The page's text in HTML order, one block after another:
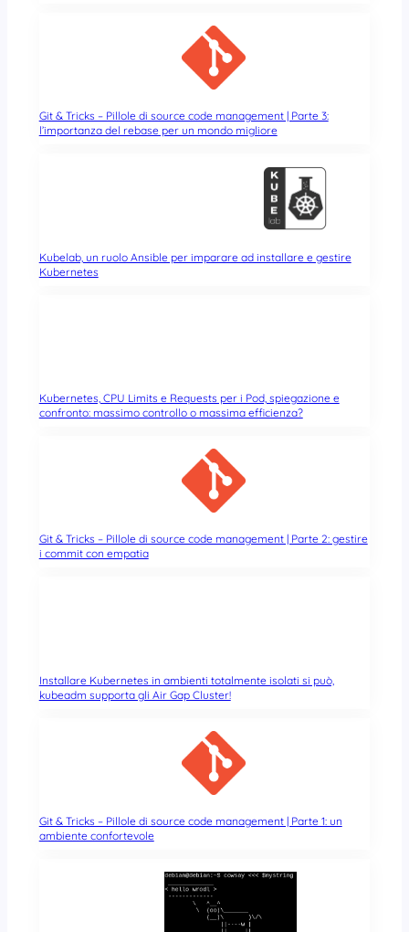
Git & Tricks – Pillole di source code management | Parte 3:
l’importanza del rebase per un mondo migliore
Kubelab, un ruolo Ansible per imparare ad installare e gestire
Kubernetes
Kubernetes, CPU Limits e Requests per i Pod, spiegazione e
confronto: massimo controllo o massima efficienza?
Git & Tricks – Pillole di source code management | Parte 2: gestire
i commit con empatia
Installare Kubernetes in ambienti totalmente isolati si può,
kubeadm supporta gli Air Gap Cluster!
Git & Tricks – Pillole di source code management | Parte 1: un
ambiente confortevole